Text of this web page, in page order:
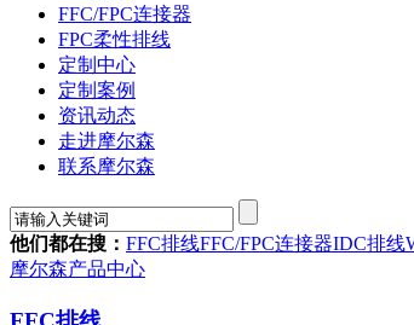
FFC/FPC连接器
FPC柔性排线
定制中心
定制案例
资讯动态
走进摩尔森
联系摩尔森
他们都在搜： FFC排线FFC/FPC连接器IDC排线
摩尔森产品中心